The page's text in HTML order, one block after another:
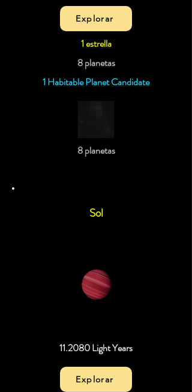
Explorar
1 estrella
8 planetas
1 Habitable Planet Candidate
8 planetas
Sol
11.2080 Light Years
Explorar